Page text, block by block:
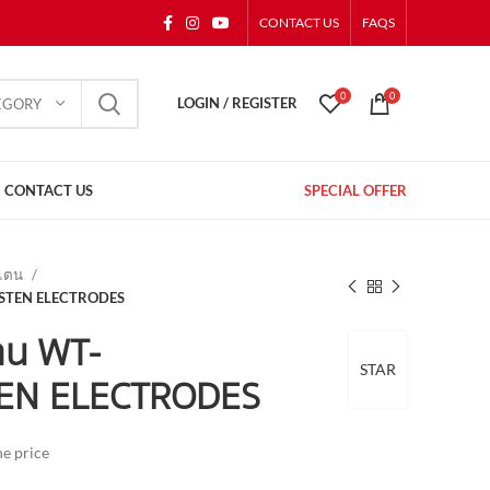
CONTACT US FAQS
LOGIN / REGISTER 0 0
CONTACT US SPECIAL OFFER
ตน
ELECTRODES
STAR
WT-
ELECTRODES
price